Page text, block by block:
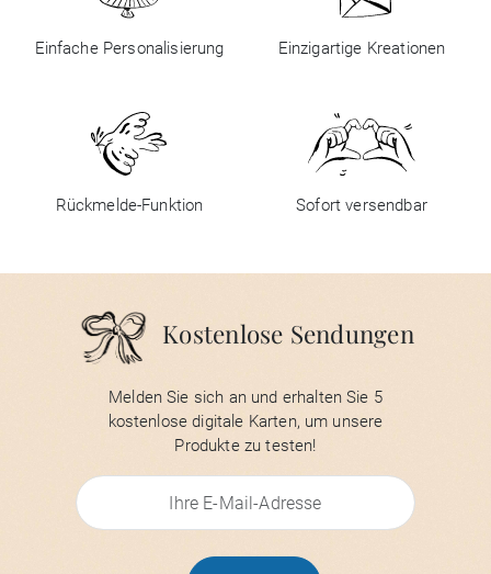
Einfache Personalisierung Einzigartige Kreationen
Rückmelde-Funktion Sofort versendbar
Kostenlose Sendungen
Melden Sie sich an und erhalten Sie 5
kostenlose digitale Karten, um unsere
Produkte zu testen!